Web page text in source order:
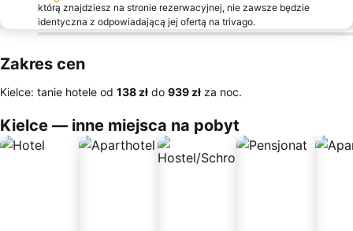
którą znajdziesz na stronie rezerwacyjnej, nie zawsze będzie
identyczna z odpowiadającą jej ofertą na trivago.
Zakres cen
Kielce: tanie hotele od ‎138 zł do ‎939 zł za noc.
Kielce — inne miejsca na pobyt